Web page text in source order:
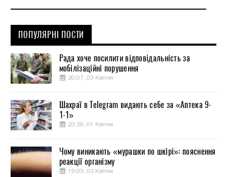
ПОПУЛЯРНІ ПОСТИ
Рада хоче посилити відповідальність за
мобілізаційні порушення
20:07, 03 Квітня
Шахраї в Telegram видають себе за «Аптека 9-
1-1»
23:29, 01 Квітня
Чому виникають «мурашки по шкірі»: пояснення
реакції організму
19:03, 02 Квітня